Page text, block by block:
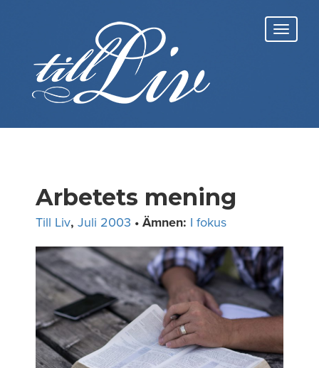
Arbetets mening
Till Liv, Juli 2003 • Ämnen: I fokus